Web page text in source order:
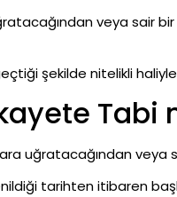
veya sair
şekilde nitelikli
Tabi
uğratacağından
tarihten itibaren